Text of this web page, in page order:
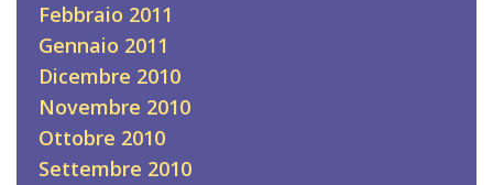
Febbraio 2011
Gennaio 2011
Dicembre 2010
Novembre 2010
Ottobre 2010
Settembre 2010